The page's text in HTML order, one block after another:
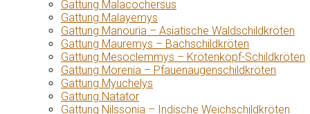
Gattung Malacochersus
Gattung Malayemys
Gattung Manouria – Asiatische Waldschildkröten
Gattung Mauremys – Bachschildkröten
Gattung Mesoclemmys – Krötenkopf-Schildkröten
Gattung Morenia – Pfauenaugenschildkröten
Gattung Myuchelys
Gattung Natator
Gattung Nilssonia – Indische Weichschildkröten